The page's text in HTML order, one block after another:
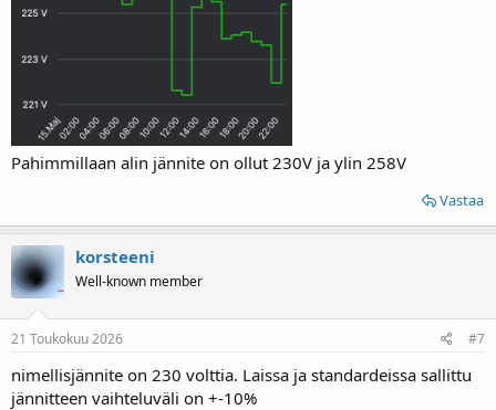
Pahimmillaan alin jännite on ollut 230V ja ylin 258V
Vastaa
korsteeni
Well-known member
21 Toukokuu 2026 #7
nimellisjännite on 230 volttia. Laissa ja standardeissa sallittu
jännitteen vaihteluväli on +-10%